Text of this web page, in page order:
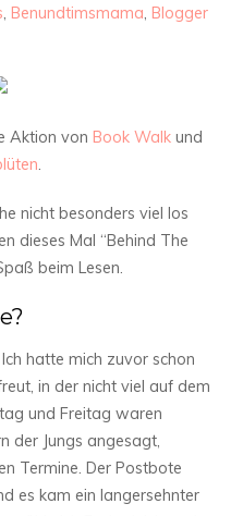
, Benundtimsmama, Blogger
Aktion von Book Walk und
.
nicht besonders viel los
dieses Mal “Behind The
beim Lesen.
hatte mich zuvor schon
in der nicht viel auf dem
und Freitag waren
der Jungs angesagt,
Termine. Der Postbote
es kam ein langersehnter